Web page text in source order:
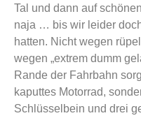
Tal und dann auf
naja … bis wir leider
hatten. Nicht wegen
wegen „extrem dumm
Rande der Fahrbahn
kaputtes Motorrad,
Schlüsselbein und drei